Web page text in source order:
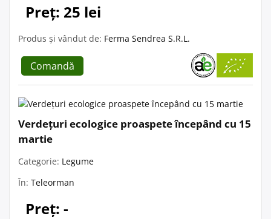
Preț: 25 lei
Produs și vândut de: Ferma Sendrea S.R.L.
Comandă
Verdețuri ecologice proaspete începând cu 15
martie
Categorie: Legume
În: Teleorman
Preț: -